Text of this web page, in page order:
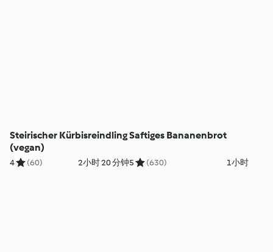
Steirischer Kürbisreindling
(vegan)
4 (60) 2小时 20 分钟
Saftiges Bananenbrot
5 (630) 1小时